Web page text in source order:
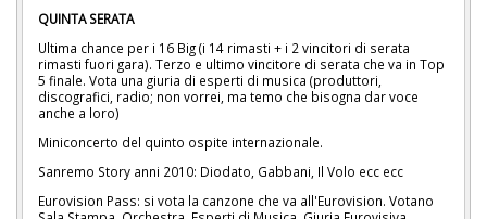
QUINTA SERATA
Ultima chance per i 16 Big (i 14 rimasti + i 2 vincitori di serata
rimasti fuori gara). Terzo e ultimo vincitore di serata che va in Top
5 finale. Vota una giuria di esperti di musica (produttori,
discografici, radio; non vorrei, ma temo che bisogna dar voce
anche a loro)
Miniconcerto del quinto ospite internazionale.
Sanremo Story anni 2010: Diodato, Gabbani, Il Volo ecc ecc
Eurovision Pass: si vota la canzone che va all'Eurovision. Votano